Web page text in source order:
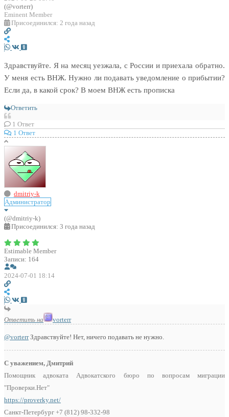
(@vorterr)
Eminent Member
Присоединился: 2 года назад
Здравствуйте. Я на месяц уезжала, с России и приехала обратно.
У меня есть ВНЖ. Нужно ли подавать уведомление о прибытии?
Если да, в какой срок? В моем ВНЖ есть прописка
Ответить
1 Ответ
1 Ответ
dmitriy-k
Администратор
(@dmitriy-k)
Присоединился: 3 года назад
Estimable Member
Записи: 164
2024-07-01 18:14
Ответить на vorterr
@vorterrЗдравствуйте! Нет, ничего подавать не нужно.
С уважением, Дмитрий
Помощник адвоката Адвокатского бюро по вопросам миграции
"Проверки.Нет"
https://proverky.net/
Санкт-Петербург +7 (812) 98-332-98